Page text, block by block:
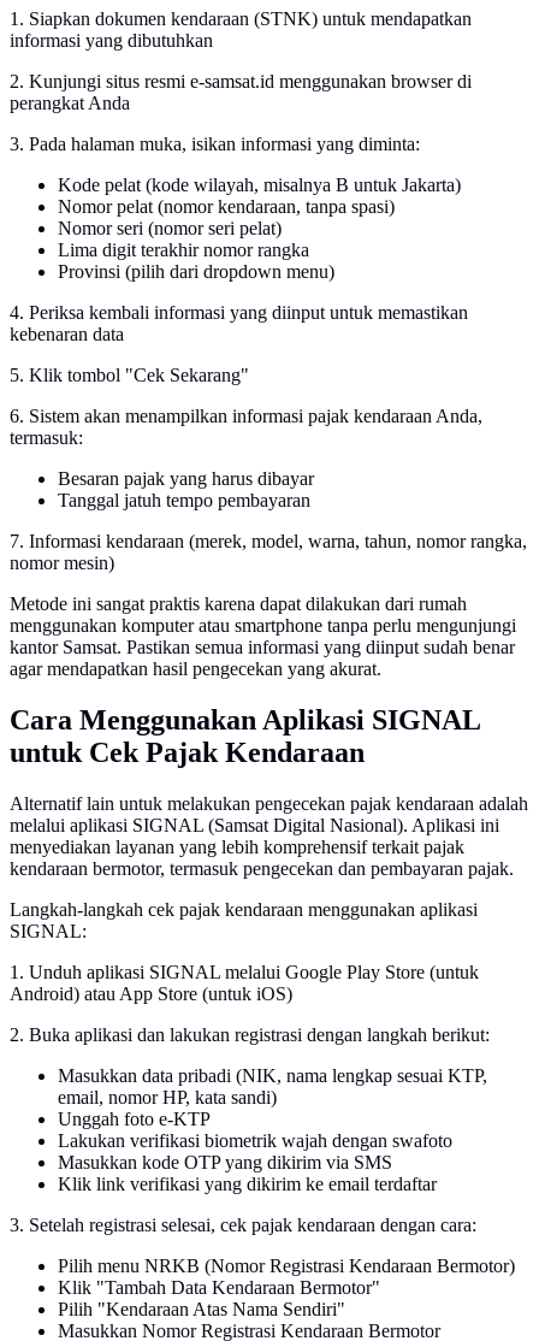
1. Siapkan dokumen kendaraan (STNK) untuk mendapatkan
informasi yang dibutuhkan
2. Kunjungi situs resmi e-samsat.id menggunakan browser di
perangkat Anda
3. Pada halaman muka, isikan informasi yang diminta:
Kode pelat (kode wilayah, misalnya B untuk Jakarta)
Nomor pelat (nomor kendaraan, tanpa spasi)
Nomor seri (nomor seri pelat)
Lima digit terakhir nomor rangka
Provinsi (pilih dari dropdown menu)
4. Periksa kembali informasi yang diinput untuk memastikan
kebenaran data
5. Klik tombol "Cek Sekarang"
6. Sistem akan menampilkan informasi pajak kendaraan Anda,
termasuk:
Besaran pajak yang harus dibayar
Tanggal jatuh tempo pembayaran
7. Informasi kendaraan (merek, model, warna, tahun, nomor rangka,
nomor mesin)
Metode ini sangat praktis karena dapat dilakukan dari rumah
menggunakan komputer atau smartphone tanpa perlu mengunjungi
kantor Samsat. Pastikan semua informasi yang diinput sudah benar
agar mendapatkan hasil pengecekan yang akurat.
Cara Menggunakan Aplikasi SIGNAL
untuk Cek Pajak Kendaraan
Alternatif lain untuk melakukan pengecekan pajak kendaraan adalah
melalui aplikasi SIGNAL (Samsat Digital Nasional). Aplikasi ini
menyediakan layanan yang lebih komprehensif terkait pajak
kendaraan bermotor, termasuk pengecekan dan pembayaran pajak.
Langkah-langkah cek pajak kendaraan menggunakan aplikasi
SIGNAL:
1. Unduh aplikasi SIGNAL melalui Google Play Store (untuk
Android) atau App Store (untuk iOS)
2. Buka aplikasi dan lakukan registrasi dengan langkah berikut:
Masukkan data pribadi (NIK, nama lengkap sesuai KTP,
email, nomor HP, kata sandi)
Unggah foto e-KTP
Lakukan verifikasi biometrik wajah dengan swafoto
Masukkan kode OTP yang dikirim via SMS
Klik link verifikasi yang dikirim ke email terdaftar
3. Setelah registrasi selesai, cek pajak kendaraan dengan cara:
Pilih menu NRKB (Nomor Registrasi Kendaraan Bermotor)
Klik "Tambah Data Kendaraan Bermotor"
Pilih "Kendaraan Atas Nama Sendiri"
Masukkan Nomor Registrasi Kendaraan Bermotor